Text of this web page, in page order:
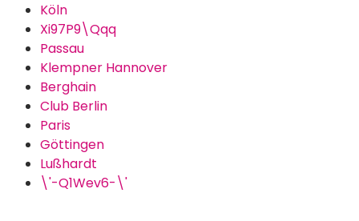
Köln
Xi97P9\Qqq
Passau
Klempner Hannover
Berghain
Club Berlin
Paris
Göttingen
Lußhardt
\'-Q1Wev6-\'